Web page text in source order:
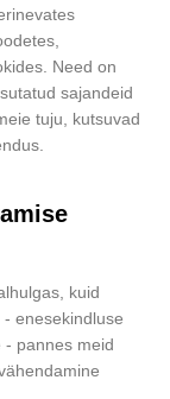
Need on
sajandeid
tuju, kutsuvad
kuid
enesekindluse
pannes meid